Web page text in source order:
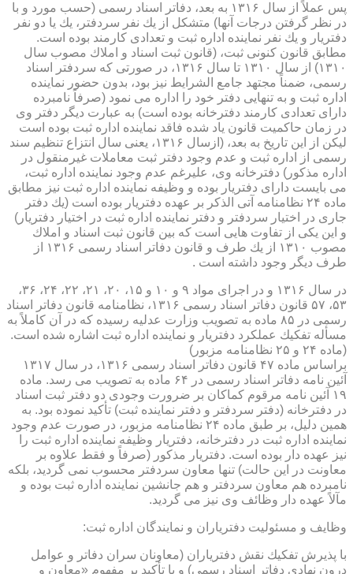
پس عملاً از سال ۱۳۱۶ به بعد، دفاتر اسناد رسمی (حسب مورد و با
در نظر گرفتن درجات آنها) متشكل از یك نفر سردفتر، یك یا دو نفر
دفتریار و یك نفر نماینده اداره ثبت و تعدادی كارمند بوده است.
مطابق قانون كنونی ثبت، (قانون ثبت اسناد و املاك مصوب سال
۱۳۱۰) از سال ۱۳۱۰ تا سال ۱۳۱۶، در صورتی كه سردفتر اسناد
رسمی، ضمناً مجتهد جامع الشرایط نیز بود، بدون حضور نماینده
اداره ثبت و به تنهایی دفتر خود را اداره می نمود (صرفاً نامبرده
دارای تعدادی كارمند دفترخانه بوده است) به عبارت دیگر دفتر وی
در زمان حاكمیت قانون یاد شده فاقد نماینده اداره ثبت بوده است
لیكن از این تاریخ به بعد، (ازسال ۱۳۱۶، یعنی سال انتزاع تنظیم سند
رسمی از اداره ثبت و عدم وجود دفتر ثبت معاملات غیرمنقول در
اداره مذكور) دفترخانه وی، علیرغم عدم وجود نماینده اداره ثبت،
می بایست دارای دفتریار بوده و وظیفه نماینده اداره ثبت نیز مطابق
ماده ۲۴ نظامنامه آتی الذكر بر عهده دفتریار بوده است (یك دفتر
جاری در اختیار سردفتر و دفتر نماینده اداره ثبت در اختیار دفتریار)
و این یكی از تفاوت هایی است كه بین قانون ثبت اسناد و املاك
مصوب ۱۳۱۰ از یك طرف و قانون دفاتر اسناد رسمی ۱۳۱۶ از
طرف دیگر وجود داشته است .
در سال ۱۳۱۶ و در اجرای مواد ۹ و ۱۰ و ۱۵، ۲۰، ۲۱، ۲۲، ۲۴، ۳۶،
۵۳، ۵۷ قانون دفاتر اسناد رسمی ۱۳۱۶، نظامنامه قانون دفاتر اسناد
رسمی در ۸۵ ماده به تصویب وزارت عدلیه رسیده كه در آن كاملاً به
مسأله تفكیك عملكرد دفتریار و نماینده اداره ثبت اشاره شده است.
(ماده ۲۴ و ۲۵ نظامنامه مزبور)
براساس ماده ۴۷ قانون دفاتر اسناد رسمی ۱۳۱۶، در سال ۱۳۱۷
آئین نامه دفاتر اسناد رسمی در ۶۴ ماده به تصویب می رسد. ماده
۱۹ آئین نامه مرقوم كماكان بر ضرورت وجودی دو دفتر ثبت اسناد
در دفترخانه (دفتر سردفتر و دفتر نماینده ثبت) تأكید نموده بود. به
همین دلیل، بر طبق ماده ۲۴ نظامنامه مزبور، در صورت عدم وجود
نماینده اداره ثبت در دفترخانه، دفتریار وظیفه نماینده اداره ثبت را
نیز عهده دار بوده است. دفتریار مذكور (صرفاً و فقط علاوه بر
معاونت در این حالت) تنها معاون سردفتر محسوب نمی گردید، بلكه
نامبرده هم معاون سردفتر و هم جانشین نماینده اداره ثبت بوده و
مآلاً عهده دار وظائف وی نیز می گردید.
وظایف و مسئولیت دفتریاران و نمایندگان اداره ثبت:
با پذیرش تفكیك نقش دفتریاران (معاونان سران دفاتر و عوامل
درون نهادی دفاتر اسناد رسمی) و با تأكید بر مفهوم «معاون و